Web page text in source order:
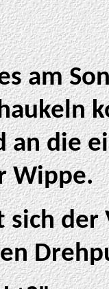
am
an die
Wippe.
sich